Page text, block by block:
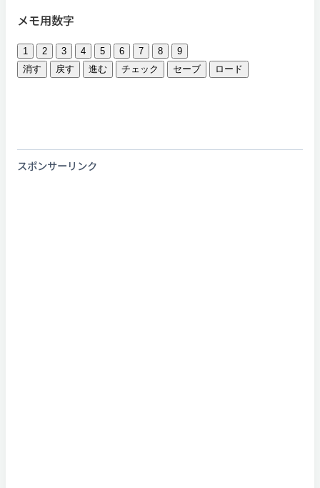
メモ用数字
1 2 3 4 5 6 7 8
9
消す
戻す 進む チェック セーブ ロード
スポンサーリンク